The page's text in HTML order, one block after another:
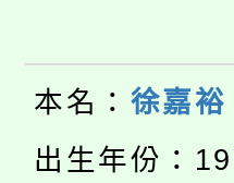
桃園市
生本土
公告本
代理(課
本名： 徐嘉裕
出生年份：